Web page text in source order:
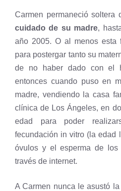
Carmen permaneció soltera
cuidado de su madre,
año 2005. O al menos esta
para postergar tanto su
de no haber dado con el
entonces cuando puso en
madre, vendiendo la casa
clínica de Los Ángeles, en
edad para poder
fecundación in vitro (la edad
óvulos y el esperma de los
través de internet.
A Carmen nunca le asustó